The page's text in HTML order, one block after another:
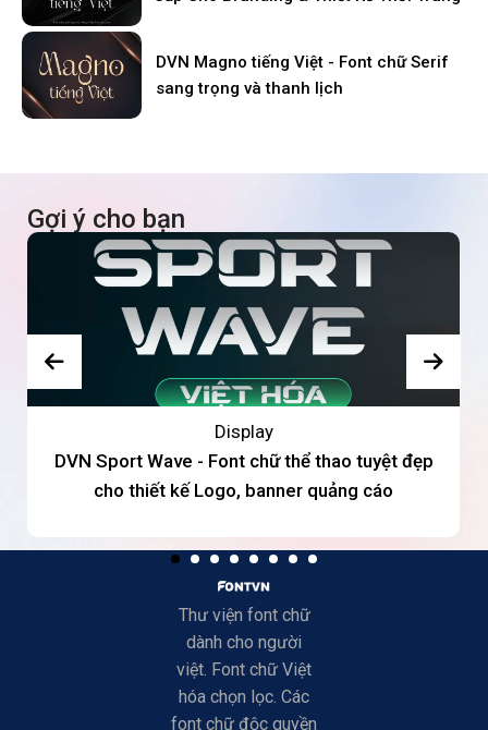
DVN Magno tiếng Việt - Font chữ Serif
sang trọng và thanh lịch
Gợi ý cho bạn
Display
DVN Sport Wave - Font chữ thể thao tuyệt đẹp
cho thiết kế Logo, banner quảng cáo
Thư viện font chữ
dành cho người
việt. Font chữ Việt
hóa chọn lọc. Các
font chữ độc quyền